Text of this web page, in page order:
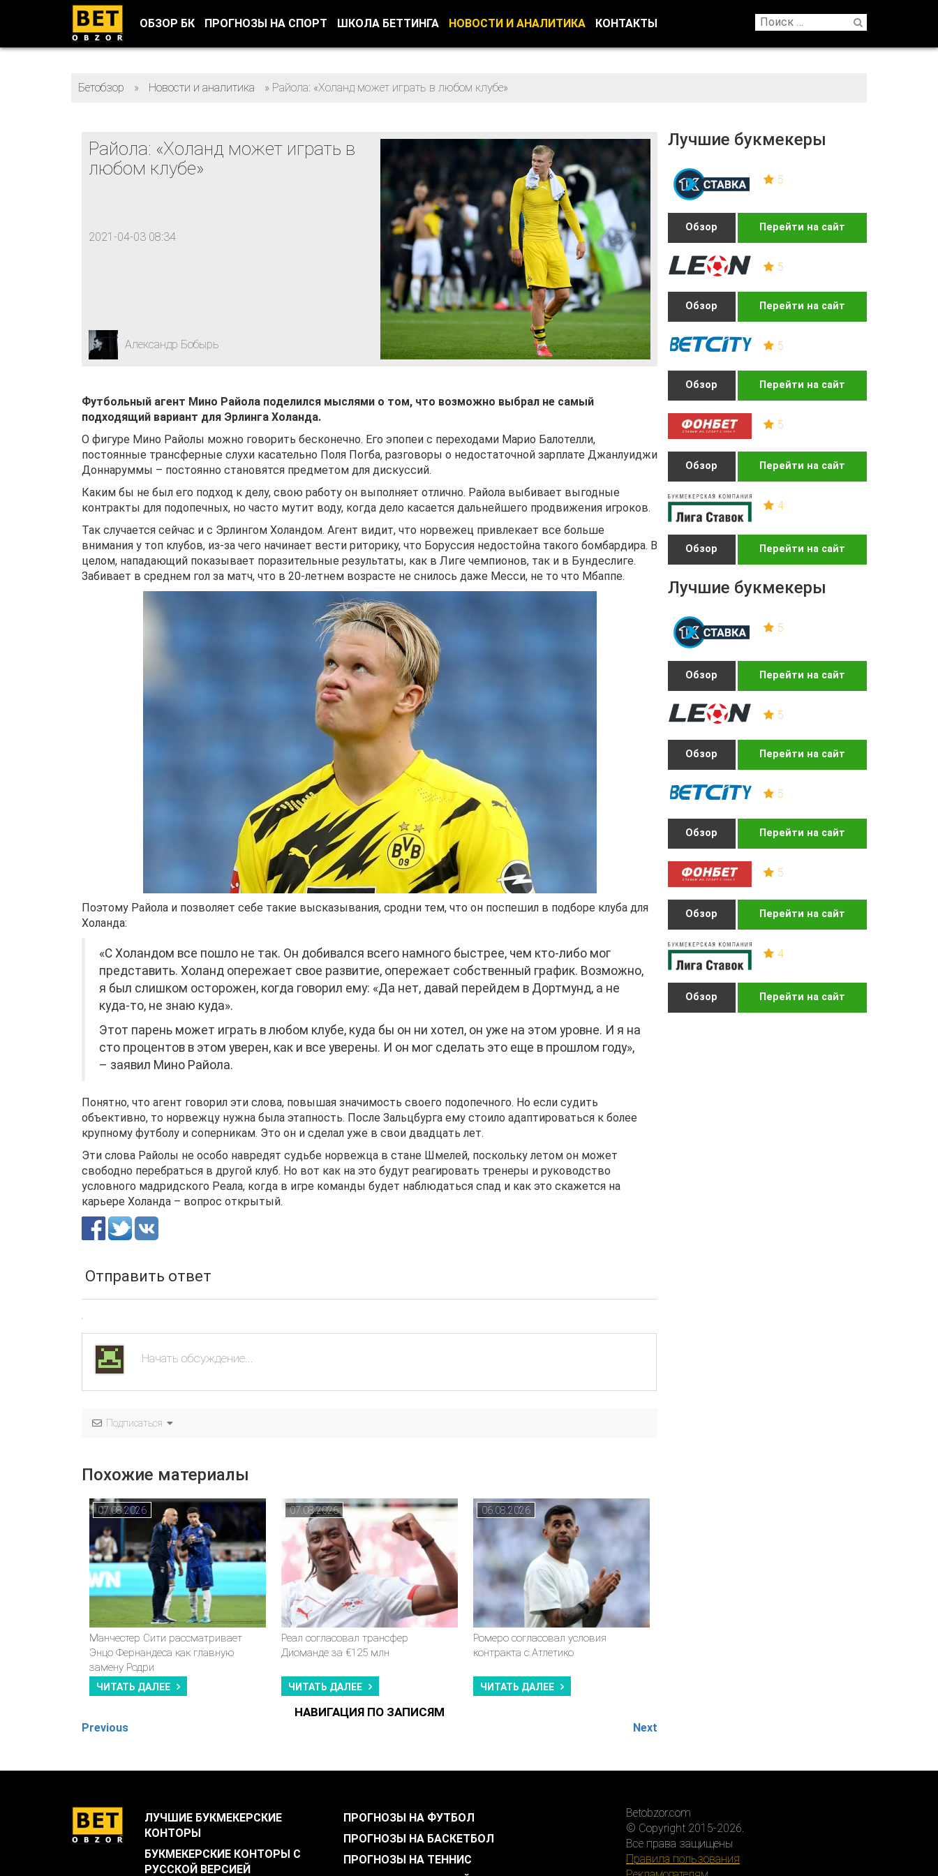
ОБЗОР БК ПРОГНОЗЫ НА СПОРТ ШКОЛА БЕТТИНГА НОВОСТИ И АНАЛИТИКА КОНТАКТЫ
Бетобзор » Новости и аналитика » Райола: «Холанд может играть в любом клубе»
Лучшие букмекеры
5
Обзор Перейти на сайт
5
Обзор Перейти на сайт
5
Обзор Перейти на сайт
5
Обзор Перейти на сайт
4
Обзор Перейти на сайт
Лучшие букмекеры
5
Обзор Перейти на сайт
5
Обзор Перейти на сайт
5
Обзор Перейти на сайт
5
Обзор Перейти на сайт
4
Обзор Перейти на сайт
Райола: «Холанд может играть в
любом клубе»
2021-04-03 08:34
Александр Бобырь
Футбольный агент Мино Райола поделился мыслями о том, что возможно выбрал не самый
подходящий вариант для Эрлинга Холанда.
О фигуре Мино Райолы можно говорить бесконечно. Его эпопеи с переходами Марио Балотелли,
постоянные трансферные слухи касательно Поля Погба, разговоры о недостаточной зарплате Джанлуиджи
Доннаруммы – постоянно становятся предметом для дискуссий.
Каким бы не был его подход к делу, свою работу он выполняет отлично. Райола выбивает выгодные
контракты для подопечных, но часто мутит воду, когда дело касается дальнейшего продвижения игроков.
Так случается сейчас и с Эрлингом Холандом. Агент видит, что норвежец привлекает все больше
внимания у топ клубов, из-за чего начинает вести риторику, что Боруссия недостойна такого бомбардира. В
целом, нападающий показывает поразительные результаты, как в Лиге чемпионов, так и в Бундеслиге.
Забивает в среднем гол за матч, что в 20-летнем возрасте не снилось даже Месси, не то что Мбаппе.
Поэтому Райола и позволяет себе такие высказывания, сродни тем, что он поспешил в подборе клуба для
Холанда:
«С Холандом все пошло не так. Он добивался всего намного быстрее, чем кто-либо мог
представить. Холанд опережает свое развитие, опережает собственный график. Возможно,
я был слишком осторожен, когда говорил ему: «Да нет, давай перейдем в Дортмунд, а не
куда-то, не знаю куда».
Этот парень может играть в любом клубе, куда бы он ни хотел, он уже на этом уровне. И я на
сто процентов в этом уверен, как и все уверены. И он мог сделать это еще в прошлом году»,
– заявил Мино Райола.
Понятно, что агент говорил эти слова, повышая значимость своего подопечного. Но если судить
объективно, то норвежцу нужна была этапность. После Зальцбурга ему стоило адаптироваться к более
крупному футболу и соперникам. Это он и сделал уже в свои двадцать лет.
Эти слова Райолы не особо навредят судьбе норвежца в стане Шмелей, поскольку летом он может
свободно перебраться в другой клуб. Но вот как на это будут реагировать тренеры и руководство
условного мадридского Реала, когда в игре команды будет наблюдаться спад и как это скажется на
карьере Холанда – вопрос открытый.
Отправить ответ
Подписаться
Похожие материалы
07.08.2026
Манчестер Сити рассматривает
Энцо Фернандеса как главную
замену Родри
ЧИТАТЬ ДАЛЕЕ
07.08.2026
Реал согласовал трансфер
Диоманде за €125 млн
ЧИТАТЬ ДАЛЕЕ
06.08.2026
Ромеро согласовал условия
контракта с Атлетико
ЧИТАТЬ ДАЛЕЕ
НАВИГАЦИЯ ПО ЗАПИСЯМ
Previous Next
ЛУЧШИЕ БУКМЕКЕРСКИЕ
КОНТОРЫ
БУКМЕКЕРСКИЕ КОНТОРЫ С
РУССКОЙ ВЕРСИЕЙ
ПРОГНОЗЫ НА ФУТБОЛ
ПРОГНОЗЫ НА БАСКЕТБОЛ
ПРОГНОЗЫ НА ТЕННИС
Betobzor.com
© Copyright 2015-2026.
Все права защищены
Правила пользования